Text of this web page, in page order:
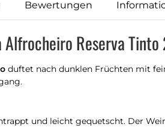
Bewertungen
Reserva Tinto
duftet nach dunklen Früchten mit
und leicht gequetscht. Der